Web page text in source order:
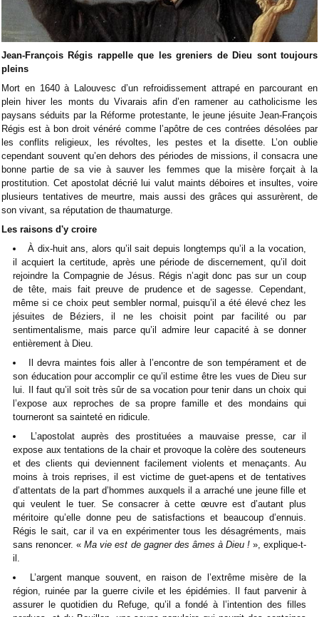
Jean-François Régis rappelle que les greniers de Dieu sont toujours
pleins
Mort en 1640 à Lalouvesc d’un refroidissement attrapé en parcourant en
plein hiver les monts du Vivarais afin d’en ramener au catholicisme les
paysans séduits par la Réforme protestante, le jeune jésuite Jean-François
Régis est à bon droit vénéré comme l’apôtre de ces contrées désolées par
les conflits religieux, les révoltes, les pestes et la disette. L’on oublie
cependant souvent qu’en dehors des périodes de missions, il consacra une
bonne partie de sa vie à sauver les femmes que la misère forçait à la
prostitution. Cet apostolat décrié lui valut maints déboires et insultes, voire
plusieurs tentatives de meurtre, mais aussi des grâces qui assurèrent, de
son vivant, sa réputation de thaumaturge.
Les raisons d'y croire
À dix-huit ans, alors qu’il sait depuis longtemps qu’il a la vocation,
il acquiert la certitude, après une période de discernement, qu’il doit
rejoindre la Compagnie de Jésus. Régis n’agit donc pas sur un coup
de tête, mais fait preuve de prudence et de sagesse. Cependant,
même si ce choix peut sembler normal, puisqu’il a été élevé chez les
jésuites de Béziers, il ne les choisit point par facilité ou par
sentimentalisme, mais parce qu’il admire leur capacité à se donner
entièrement à Dieu.
Il devra maintes fois aller à l’encontre de son tempérament et de
son éducation pour accomplir ce qu’il estime être les vues de Dieu sur
lui. Il faut qu’il soit très sûr de sa vocation pour tenir dans un choix qui
l’expose aux reproches de sa propre famille et des mondains qui
tourneront sa sainteté en ridicule.
L’apostolat auprès des prostituées a mauvaise presse, car il
expose aux tentations de la chair et provoque la colère des souteneurs
et des clients qui deviennent facilement violents et menaçants. Au
moins à trois reprises, il est victime de guet-apens et de tentatives
d’attentats de la part d’hommes auxquels il a arraché une jeune fille et
qui veulent le tuer. Se consacrer à cette œuvre est d’autant plus
méritoire qu’elle donne peu de satisfactions et beaucoup d’ennuis.
Régis le sait, car il va en expérimenter tous les désagréments, mais
sans renoncer. «Ma vie est de gagner des âmes à Dieu ! », explique-t-
il.
L’argent manque souvent, en raison de l’extrême misère de la
région, ruinée par la guerre civile et les épidémies. Il faut parvenir à
assurer le quotidien du Refuge, qu’il a fondé à l’intention des filles